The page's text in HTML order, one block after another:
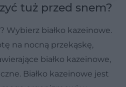
tuż przed snem?
Wybierz białko kazeinowe.
na nocną przekąskę,
białko kazeinowe,
Białko kazeinowe jest